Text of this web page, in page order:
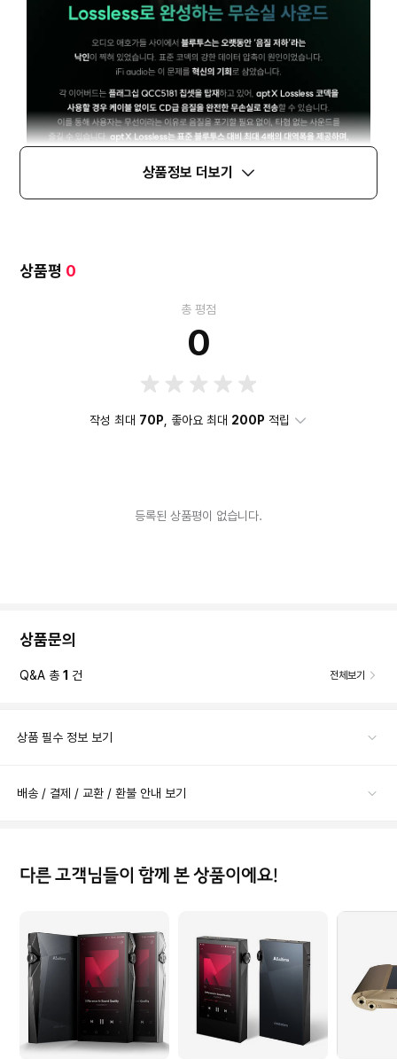
상품정보 더보기
상품평 0
총 평점
0
작성 최대 70P , 좋아요 최대 200P 적립
등록된 상품평이 없습니다.
상품문의
Q&A 총 1 건 전체보기
상품 필수 정보 보기
배송 / 결제 / 교환 / 환불 안내 보기
다른 고객님들이 함께 본 상품이에요!